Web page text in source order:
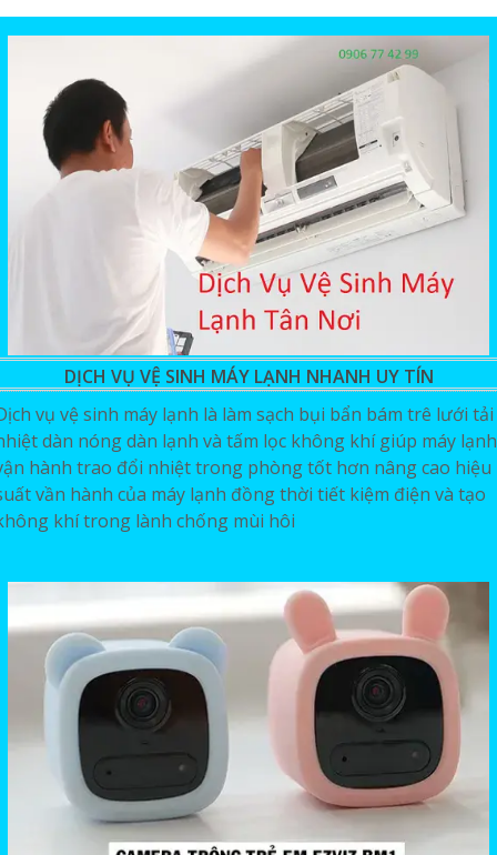
DỊCH VỤ VỆ SINH MÁY LẠNH NHANH UY TÍN
vụ vệ sinh máy lạnh là làm sạch bụi bẩn bám trê lưới tải
dàn nóng dàn lạnh và tấm lọc không khí giúp máy lạnh
hành trao đổi nhiệt trong phòng tốt hơn nâng cao hiệu
vần hành của máy lạnh đồng thời tiết kiệm điện và tạo
khí trong lành chống mùi hôi